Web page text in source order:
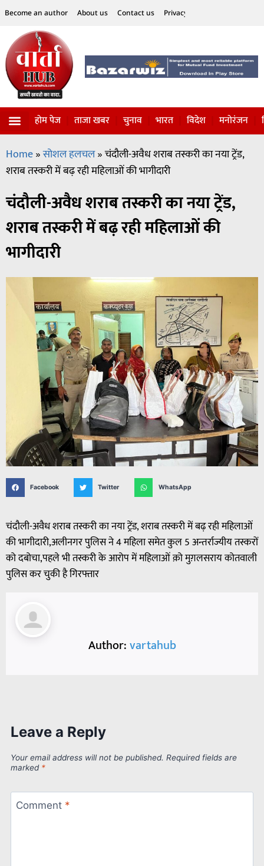
Become an author About us Contact us Privacy Policy
होम पेज ताजा खबर चुनाव भारत विदेश मनोरंजन
Home»सोशल हलचल»चंदौली-अवैध शराब तस्करी का नया ट्रेंड,
शराब तस्करी में बढ़ रही महिलाओं की भागीदारी
चंदौली-अवैध शराब तस्करी का नया ट्रेंड,
शराब तस्करी में बढ़ रही महिलाओं की
भागीदारी
Facebook Twitter WhatsApp
चंदौली-अवैध शराब तस्करी का नया ट्रेंड, शराब तस्करी में बढ़ रही महिलाओं
की भागीदारी,अलीनगर पुलिस ने 4 महिला समेत कुल 5 अन्तर्राज्यीय तस्करों
को दबोचा,पहले भी तस्करी के आरोप में महिलाओं क़ो मुग़लसराय कोतवाली
पुलिस कर चुकी है गिरफ्तार
Author:vartahub
Leave a Reply
Your email address will not be published. Required fields are
marked *
Comment *